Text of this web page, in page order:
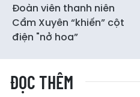
Đoàn viên thanh niên
Cẩm Xuyên “khiến” cột
điện "nở hoa”
ĐỌC THÊM